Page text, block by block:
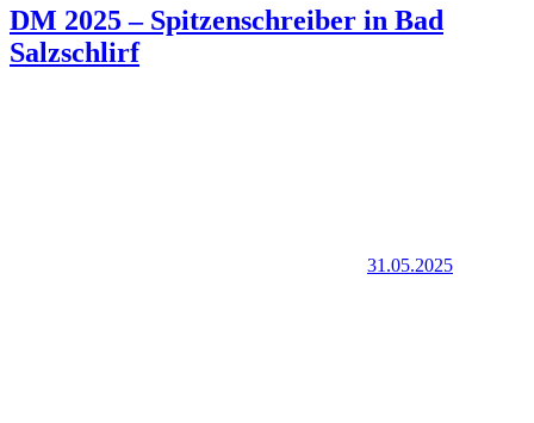
DM 2025 – Spitzenschreiber in Bad
Salzschlirf
31.05.2025